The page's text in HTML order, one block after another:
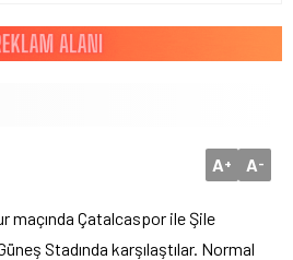
A+ A-
maçında Çatalcaspor ile Şile
Stadında karşılaştılar. Normal